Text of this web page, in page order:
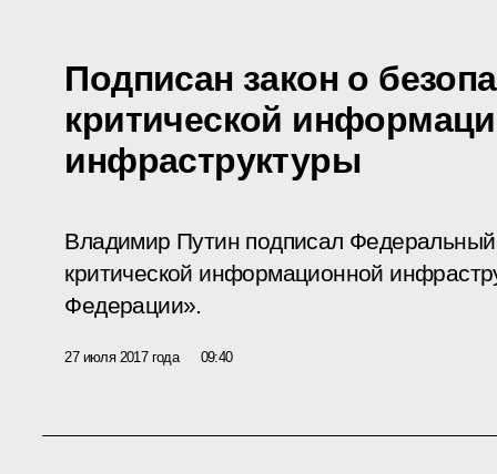
Подписан закон о
критической
инфраструктуры
Владимир Путин подписал
критической информационной
Федерации».
27 июля 2017 года 09:40